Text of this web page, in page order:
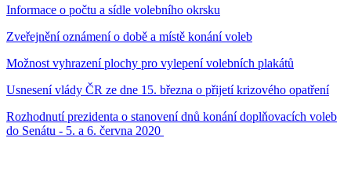
Informace o počtu a sídle volebního okrsku
Zveřejnění oznámení o době a místě konání voleb
Možnost vyhrazení plochy pro vylepení volebních plakátů
Usnesení vlády ČR ze dne 15. března o přijetí krizového opatření
Rozhodnutí prezidenta o stanovení dnů konání doplňovacích voleb
do Senátu - 5. a 6. června 2020